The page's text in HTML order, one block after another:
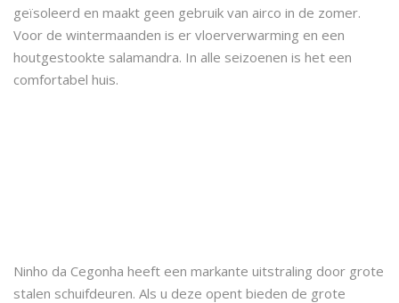
geïsoleerd en maakt geen gebruik van airco in de zomer.
Voor de wintermaanden is er vloerverwarming en een
houtgestookte salamandra. In alle seizoenen is het een
comfortabel huis.
Ninho da Cegonha heeft een markante uitstraling door grote
stalen schuifdeuren. Als u deze opent bieden de grote